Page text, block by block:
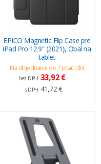
EPICO Magnetic Flip Case pre
iPad Pro 12.9" (2021), Obal na
tablet
Na objednanie do 7 prac. dní
bez DPH 33,92 €
s DPH 41,72 €